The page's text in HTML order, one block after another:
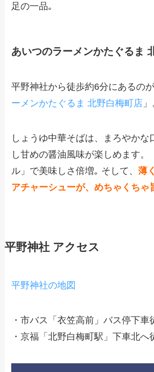
足の一品｡
あいつのラーメンかたぐるま
平野神社から徒歩約6分にあるのが
ーメンかたぐるま 北野白梅町店 」
しょうゆ中華そばは、まろやかな
し甘めの醤油風味が楽しめます。
ル」で美味しさ倍増｡ そして、薄
アチャーシューが、めちゃくちゃ
平野神社 アクセス
平野神社の地図
・市バス「衣笠高前」バス停下車
・京福「北野白梅町駅」下車北へ